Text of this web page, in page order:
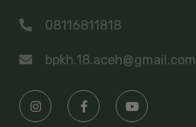
08116811818
bpkh.18.aceh@gmail.com